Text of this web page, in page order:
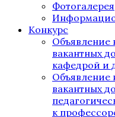
Фотогалерея
Конкурс
вакантных
кафедрой и
Объявление
вакантных
к